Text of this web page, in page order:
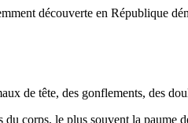
découverte en République
de tête, des gonflements, des
corps, le plus souvent la paume